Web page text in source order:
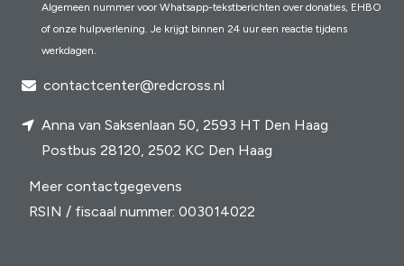
Algemeen nummer voor Whatsapp-tekstberichten over donaties, EHBO
of onze hulpverlening. Je krijgt binnen 24 uur een reactie tijdens
werkdagen.
contactcenter@redcross.nl
Anna van Saksenlaan 50, 2593 HT Den Haag
Postbus 28120, 2502 KC Den Haag
Meer contactgegevens
RSIN / fiscaal nummer: 003014022